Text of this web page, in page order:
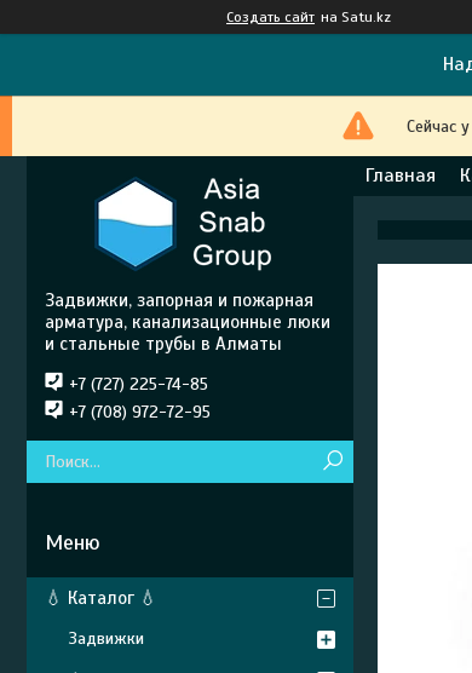
Создать сайт на Satu.kz
Сейчас
Главная
Задвижки, запорная и пожарная
арматура, канализационные люки
и стальные трубы в Алматы
+7 (727) 225-74-85
+7 (708) 972-72-95
💧 Каталог 💧
Задвижки